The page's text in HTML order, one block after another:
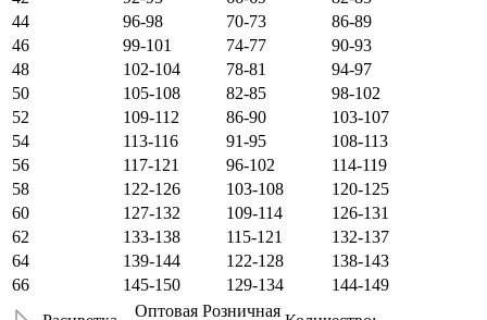
44
96-98 70-73
86-89
46
99-101 74-77
90-93
48
102-104 78-81
94-97
50
105-108 82-85
98-102
52
109-112 86-90
103-107
54
113-116 91-95
108-113
56
117-121 96-102
114-119
58
122-126 103-108
120-125
60
127-132 109-114
126-131
62
133-138 115-121
132-137
64
139-144 122-128
138-143
66
145-150 129-134
144-149
Оптовая Розничная